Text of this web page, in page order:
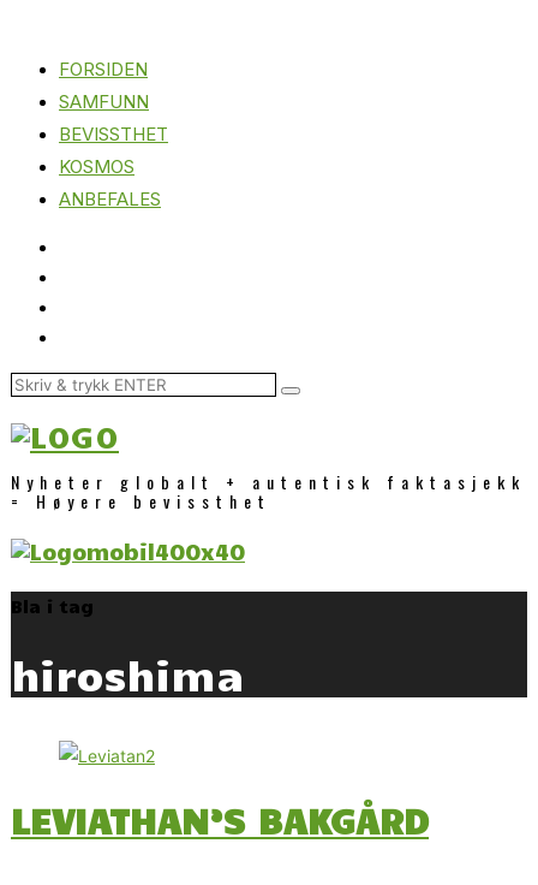
FORSIDEN
SAMFUNN
BEVISSTHET
KOSMOS
ANBEFALES
Nyheter globalt + autentisk faktasjekk
= Høyere bevissthet
Bla i tag
hiroshima
LEVIATHAN’S BAKGÅRD